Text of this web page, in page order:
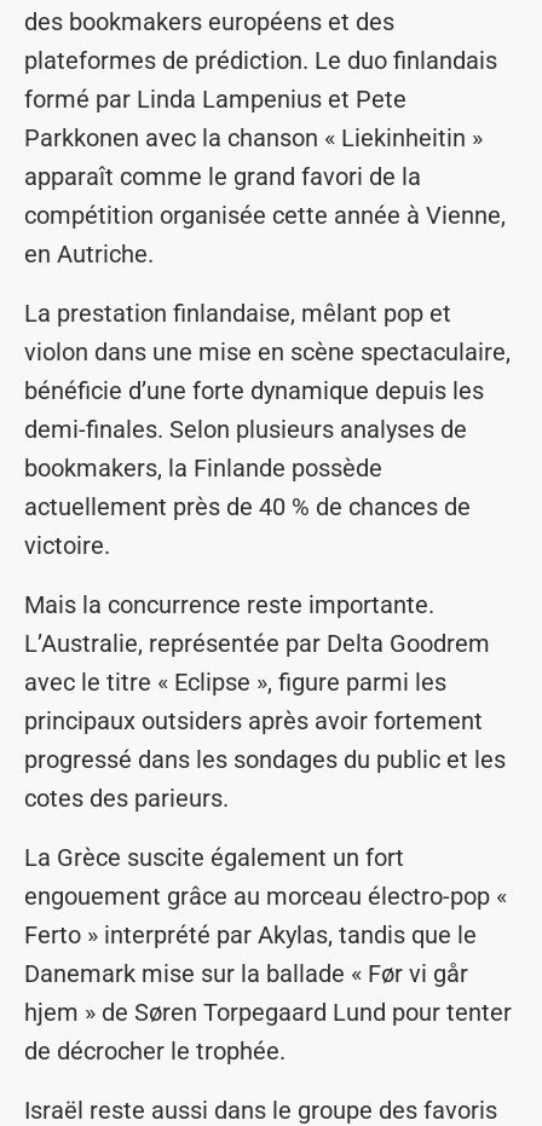
des bookmakers européens et des
plateformes de prédiction. Le duo finlandais
formé par Linda Lampenius et Pete
Parkkonen avec la chanson « Liekinheitin »
apparaît comme le grand favori de la
compétition organisée cette année à Vienne,
en Autriche.
La prestation finlandaise, mêlant pop et
violon dans une mise en scène spectaculaire,
bénéficie d’une forte dynamique depuis les
demi-finales. Selon plusieurs analyses de
bookmakers, la Finlande possède
actuellement près de 40 % de chances de
victoire.
Mais la concurrence reste importante.
L’Australie, représentée par Delta Goodrem
avec le titre « Eclipse », figure parmi les
principaux outsiders après avoir fortement
progressé dans les sondages du public et les
cotes des parieurs.
La Grèce suscite également un fort
engouement grâce au morceau électro-pop «
Ferto » interprété par Akylas, tandis que le
Danemark mise sur la ballade « Før vi går
hjem » de Søren Torpegaard Lund pour tenter
de décrocher le trophée.
Israël reste aussi dans le groupe des favoris